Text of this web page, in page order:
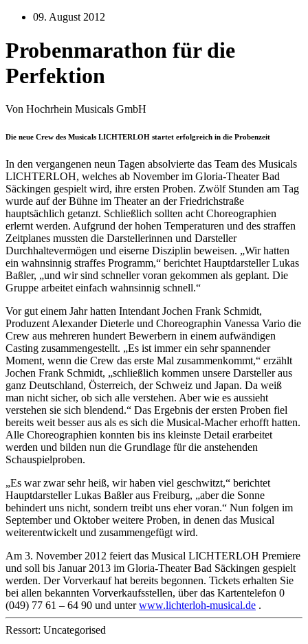
09. August 2012
Probenmarathon für die
Perfektion
Von Hochrhein Musicals GmbH
Die neue Crew des Musicals LICHTERLOH startet erfolgreich in die Probenzeit
In den vergangenen neun Tagen absolvierte das Team des Musicals
LICHTERLOH, welches ab November im Gloria-Theater Bad
Säckingen gespielt wird, ihre ersten Proben. Zwölf Stunden am Tag
wurde auf der Bühne im Theater an der Friedrichstraße
hauptsächlich getanzt. Schließlich sollten acht Choreographien
erlernt werden. Aufgrund der hohen Temperaturen und des straffen
Zeitplanes mussten die Darstellerinnen und Darsteller
Durchhaltevermögen und eiserne Disziplin beweisen. „Wir hatten
ein wahnsinnig straffes Programm,“ berichtet Hauptdarsteller Lukas
Baßler, „und wir sind schneller voran gekommen als geplant. Die
Gruppe arbeitet einfach wahnsinnig schnell.“
Vor gut einem Jahr hatten Intendant Jochen Frank Schmidt,
Produzent Alexander Dieterle und Choreographin Vanessa Vario die
Crew aus mehreren hundert Bewerbern in einem aufwändigen
Casting zusammengestellt. „Es ist immer ein sehr spannender
Moment, wenn die Crew das erste Mal zusammenkommt,“ erzählt
Jochen Frank Schmidt, „schließlich kommen unsere Darsteller aus
ganz Deutschland, Österreich, der Schweiz und Japan. Da weiß
man nicht sicher, ob sich alle verstehen. Aber wie es aussieht
verstehen sie sich blendend.“ Das Ergebnis der ersten Proben fiel
bereits weit besser aus als es sich die Musical-Macher erhofft hatten.
Alle Choreographien konnten bis ins kleinste Detail erarbeitet
werden und bilden nun die Grundlage für die anstehenden
Schauspielproben.
„Es war zwar sehr heiß, wir haben viel geschwitzt,“ berichtet
Hauptdarsteller Lukas Baßler aus Freiburg, „aber die Sonne
behindert uns nicht, sondern treibt uns eher voran.“ Nun folgen im
September und Oktober weitere Proben, in denen das Musical
weiterentwickelt und zusammengefügt wird.
Am 3. November 2012 feiert das Musical LICHTERLOH Premiere
und soll bis Januar 2013 im Gloria-Theater Bad Säckingen gespielt
werden. Der Vorverkauf hat bereits begonnen. Tickets erhalten Sie
bei allen bekannten Vorverkaufsstellen, über das Kartentelefon 0
(049) 77 61 – 64 90 und unterwww.lichterloh-musical.de .
Ressort: Uncategorised